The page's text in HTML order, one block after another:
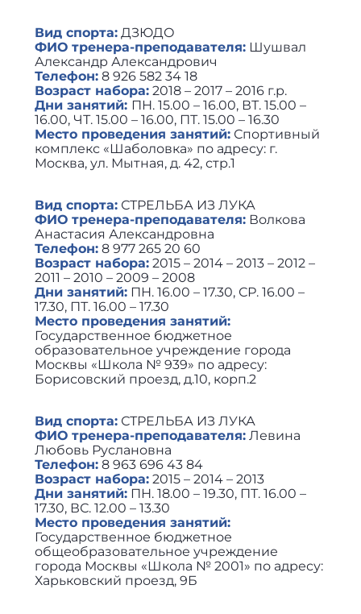
Вид спорта: ДЗЮДО
ФИО тренера-преподавателя: Шушвал
Александр Александрович
Телефон: 8 926 582 34 18
Возраст набора: 2018 – 2017 – 2016 г.р.
Дни занятий: ПН. 15.00 – 16.00, ВТ. 15.00 –
16.00, ЧТ. 15.00 – 16.00, ПТ. 15.00 – 16.30
Место проведения занятий: Спортивный
комплекс «Шаболовка» по адресу: г.
Москва, ул. Мытная, д. 42, стр.1
Вид спорта: СТРЕЛЬБА ИЗ ЛУКА
ФИО тренера-преподавателя: Волкова
Анастасия Александровна
Телефон: 8 977 265 20 60
Возраст набора: 2015 – 2014 – 2013 – 2012 –
2011 – 2010 – 2009 – 2008
Дни занятий: ПН. 16.00 – 17.30, СР. 16.00 –
17.30, ПТ. 16.00 – 17.30
Место проведения занятий:
Государственное бюджетное
образовательное учреждение города
Москвы «Школа № 939» по адресу:
Борисовский проезд, д.10, корп.2
Вид спорта: СТРЕЛЬБА ИЗ ЛУКА
ФИО тренера-преподавателя: Левина
Любовь Руслановна
Телефон: 8 963 696 43 84
Возраст набора: 2015 – 2014 – 2013
Дни занятий: ПН. 18.00 – 19.30, ПТ. 16.00 –
17.30, ВС. 12.00 – 13.30
Место проведения занятий:
Государственное бюджетное
общеобразовательное учреждение
города Москвы «Школа № 2001» по адресу:
Харьковский проезд, 9Б